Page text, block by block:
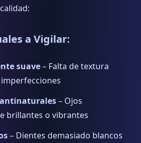
a Vigilar:
suave– Falta de textura
antinaturales– Ojos
brillantes o vibrantes
– Dientes demasiado blancos